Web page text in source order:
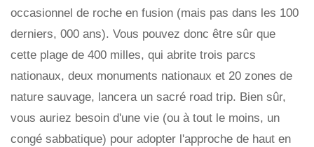
occasionnel de roche en fusion (mais pas dans les 100
derniers, 000 ans). Vous pouvez donc être sûr que
cette plage de 400 milles, qui abrite trois parcs
nationaux, deux monuments nationaux et 20 zones de
nature sauvage, lancera un sacré road trip. Bien sûr,
vous auriez besoin d'une vie (ou à tout le moins, un
congé sabbatique) pour adopter l'approche de haut en